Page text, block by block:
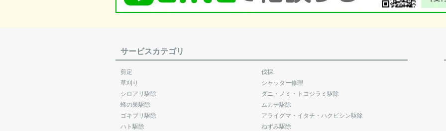
サービスカテゴリ
剪定
伐採
草刈り
シャッター修理
シロアリ駆除
ダニ・ノミ・トコジラミ駆除
蜂の巣駆除
ムカデ駆除
ゴキブリ駆除
アライグマ・イタチ・ハクビシン駆除
ハト駆除
ねずみ駆除